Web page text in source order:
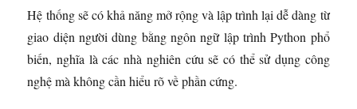
Hệ thống sẽ có khả năng mở rộng và lập trình lại dễ dàng từ
giao diện người dùng bằng ngôn ngữ lập trình Python phổ
biến, nghĩa là các nhà nghiên cứu sẽ có thể sử dụng công
nghệ mà không cần hiểu rõ về phần cứng.